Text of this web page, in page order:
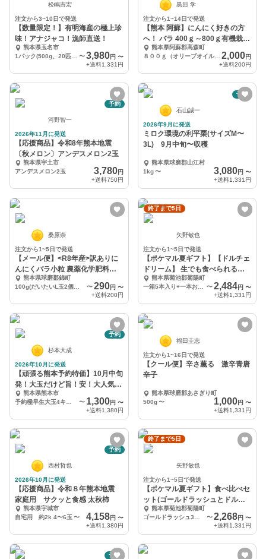
松嶋吉宏
注文から3~10日で発送
【数量限定！】有明海産の極上珍
味！アナジャコ！漁師直送！
熊本県玉名市
〜 3,980円 〜
+送料1,331円
黒田 学
注文から1~14日で発送
【熊本 阿蘇】にんにく好きの方
へ！ バラ 400ｇ～800ｇ有機栽培
農薬不使用
熊本県阿蘇郡高森町
８００ｇ（オリーブオイル漬けやしょうゆ漬、たくさん食べたい人向）
2,000円
+送料200円
予約
河野智一
2026年11月に発送
【応援商品】令和8年熊本地震
〔秋メロン〕アンデスメロン2玉
熊本県宇土市
アンデスメロン2玉
3,780円
+送料750円
予約
石山誠一
2026年9月に発送
ミロク環境の利平栗(サイズM〜
3L) 9月中旬〜収穫
熊本県球磨郡山江村
1kg 〜 3,080円 〜
+送料1,331円
桑原崇
注文から1~5日で発送
【メール便】<R8年産>訳ありに
んにくバラ小粒 農薬化学肥料不
使用熊本県球磨郡錦町
〜 290円 〜
+送料200円
終了まで5日
矢野敏也
注文から1~5日で発送
【ポケマル夏ギフト】【ドルチェ
ドリーム】 生でも食べられると
うもろこし
熊本県菊池郡菊陽町
一箱5本入り+一本おまけ
〜2,484円 〜
+送料1,331円
予約
杉本大成
2026年10月に発送
【頑張る熊本予約特価】10月中旬
発！大玉だけど旨！安！大人気で
す 熊本県熊本市
〜 1,300円 〜
+送料1,380円
福田圭志
注文から1~16日で発送
【クール便】辛さ薫る 激辛青唐
辛子
熊本県球磨郡あさぎり町
500g 〜 1,000円 〜
+送料1,331円
予約
西村哲也
2026年10月に発送
【応援商品】令和８年熊本地震
家庭用 サクッと食感 太秋柿
熊本県宇城市
自宅用 約2k 4〜6玉 〜 4,158円 〜
+送料1,380円
終了まで5日
矢野敏也
注文から1~5日で発送
【ポケマル夏ギフト】食べ比べセ
ット(ゴールドラッシュとドルチ
ェドリーム)
熊本県菊池郡菊陽町
〜2,268円 〜
+送料1,331円
予約